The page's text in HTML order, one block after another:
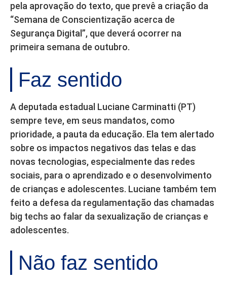
pela aprovação do texto, que prevê a criação da
“Semana de Conscientização acerca de
Segurança Digital”, que deverá ocorrer na
primeira semana de outubro.
Faz sentido
A deputada estadual Luciane Carminatti (PT)
sempre teve, em seus mandatos, como
prioridade, a pauta da educação. Ela tem alertado
sobre os impactos negativos das telas e das
novas tecnologias, especialmente das redes
sociais, para o aprendizado e o desenvolvimento
de crianças e adolescentes. Luciane também tem
feito a defesa da regulamentação das chamadas
big techs ao falar da sexualização de crianças e
adolescentes.
Não faz sentido